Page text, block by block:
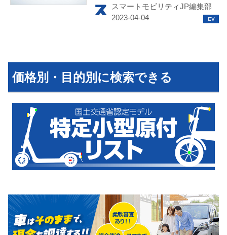
お問い合せ
広告掲載について
スマートモビリティJP編集部
価格別・目的別に検索できる